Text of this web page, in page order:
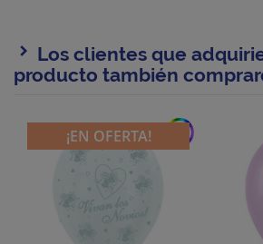
Los clientes que
producto también
add
¡EN OFERTA!